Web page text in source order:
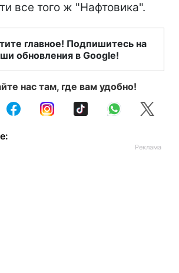
все того ж "Нафтовика".
главное! Подпишитесь на
обновления в Google!
нас там, где вам удобно!